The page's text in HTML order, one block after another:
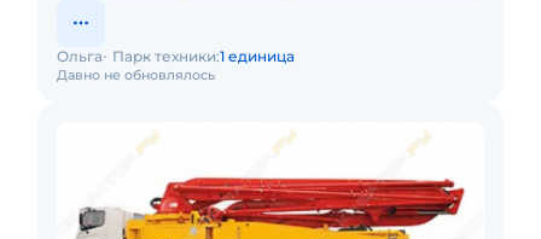
Давно не обновлялось
Ольга Парк техники:1 единица